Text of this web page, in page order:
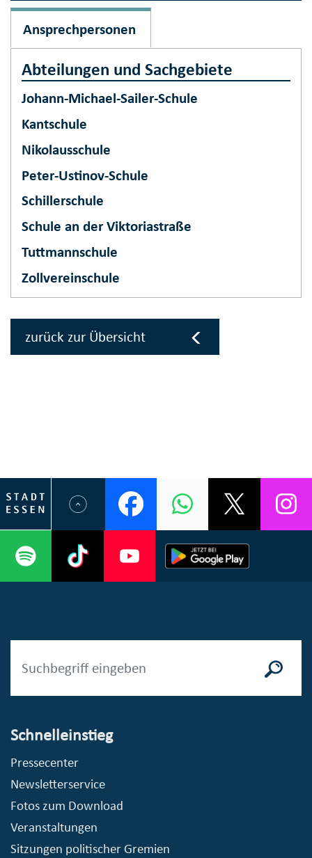
Ansprechpersonen
Abteilungen und Sachgebiete
Johann-Michael-Sailer-Schule
Kantschule
Nikolausschule
Peter-Ustinov-Schule
Schillerschule
Schule an der Viktoriastraße
Tuttmannschule
Zollvereinschule
zurück zur Übersicht
Schnelleinstieg
Pressecenter
Newsletterservice
Fotos zum Download
Veranstaltungen
Sitzungen politischer Gremien